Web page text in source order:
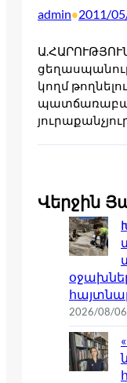
admin•2011/
կողմ
Վերջին
2026/08/06